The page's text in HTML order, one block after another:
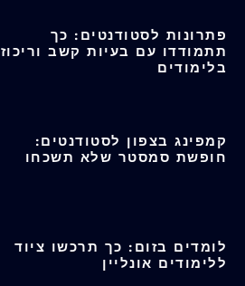
פתרונות לסטודנטים: כך
תתמודדו עם בעיות קשב וריכוז
בלימודים
קמפינג בצפון לסטודנטים:
חופשת סמסטר שלא תשכחו
לומדים בזום: כך תרכשו ציוד
ללימודים אונליין